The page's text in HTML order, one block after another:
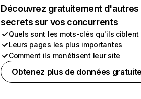
Découvrez gratuitement d'autres
secrets sur vos concurrents
Quels sont les mots-clés qu'ils ciblent
Leurs pages les plus importantes
Comment ils monétisent leur site
Obtenez plus de données